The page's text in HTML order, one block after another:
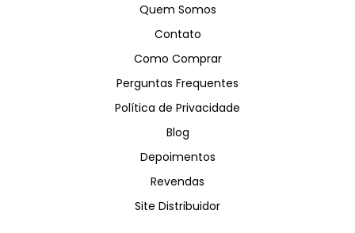
Quem Somos
Contato
Como Comprar
Perguntas Frequentes
Política de Privacidade
Blog
Depoimentos
Revendas
Site Distribuidor